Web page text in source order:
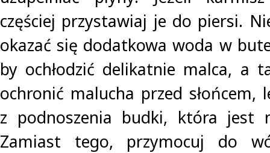
częściej przystawiaj je do piersi.
okazać się dodatkowa woda w
by ochłodzić delikatnie malca, a
ochronić malucha przed słońcem,
z podnoszenia budki, która jest
Zamiast tego, przymocuj do